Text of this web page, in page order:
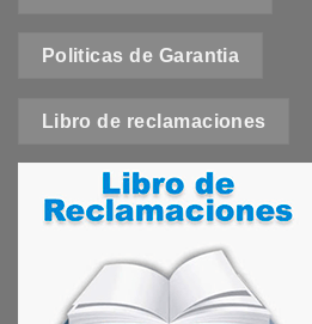
producto
Politicas de Garantia
Libro de reclamaciones